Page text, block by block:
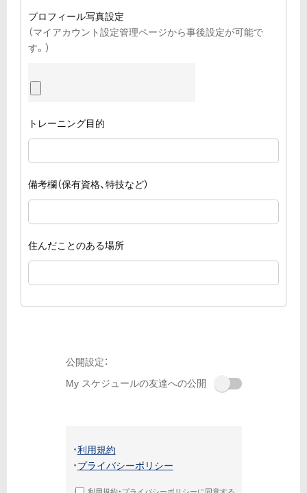
プロフィール写真設定
（マイアカウント設定管理ページから事後設定が可能で
す。）
トレーニング目的
備考欄（保有資格、特技など）
住んだことのある場所
公開設定：
My スケジュールの友達への公開
利用規約
プライバシーポリシー